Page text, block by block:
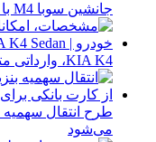
جانشین سوبا M4 با چهره و پیشرانه ای متفاوت!
KIA K4، وارداتی متفاوت هرمس خودرو برای بازار ایران
طرح انتقال سهمیه
می‌شود